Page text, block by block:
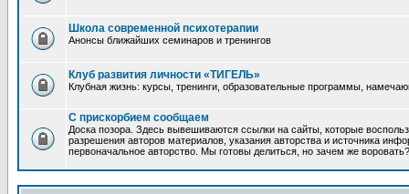
Школа современной психотерапии
Анонсы ближайших семинаров и тренингов
Клуб развития личности «ТИГЕЛЬ»
Клубная жизнь: курсы, тренинги, образовательные программы,
С прискорбием сообщаем
Доска позора. Здесь вывешиваются ссылки на сайты, которые
разрешения авторов материалов, указания авторства и источника
первоначальное авторство. Мы готовы делиться, но зачем же воровать?